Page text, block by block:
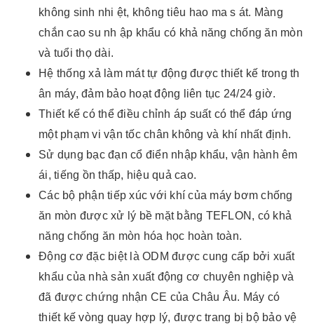
không sinh nhi ệt, không tiêu hao ma s át. Màng
chắn cao su nh ập khẩu có khả năng chống ăn mòn
và tuổi thọ dài.
Hệ thống xả làm mát tự động được thiết kế trong th
ân máy, đảm bảo hoạt động liên tục 24/24 giờ.
Thiết kế có thể điều chỉnh áp suất có thể đáp ứng
một phạm vi vận tốc chân không và khí nhất định.
Sử dụng bạc đạn cổ điển nhập khẩu, vận hành êm
ái, tiếng ồn thấp, hiệu quả cao.
Các bộ phận tiếp xúc với khí của máy bơm chống
ăn mòn được xử lý bề mặt bằng TEFLON, có khả
năng chống ăn mòn hóa học hoàn toàn.
Động cơ đặc biệt là ODM được cung cấp bởi xuất
khẩu của nhà sản xuất động cơ chuyên nghiệp và
đã được chứng nhận CE của Châu Âu. Máy có
thiết kế vòng quay hợp lý, được trang bị bộ bảo vệ